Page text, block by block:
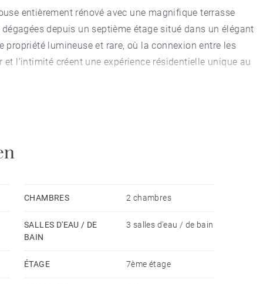
entièrement rénové avec une magnifique terrasse
depuis un septième étage situé dans un élégant
propriété lumineuse et rare, où la connexion entre les
l’intimité créent une expérience résidentielle unique au
distingue par une distribution contemporaine où la
continuité naturelle entre les espaces et permettant de
quotidien, recevoir des invités ou dîner en plein air avec
harmonieusement à l’espace de vie tout en
CHAMBRES 2 chambres
SALLES D'EAU / DE
BAIN
3 salles d'eau / de bain
ÉTAGE 7ème étage